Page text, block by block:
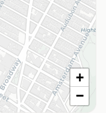
+
−